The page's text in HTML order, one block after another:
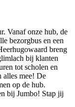
Vanaf onze hub, de
bezorgbus en een
breng
bij klanten
tot scholen en
alles mee! De
op de hub.
bij Jumbo! Stap jij